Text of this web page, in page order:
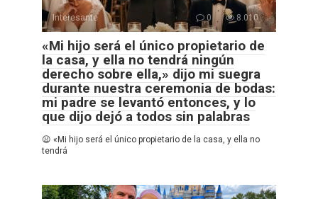
Interesante 0 8.010
«Mi hijo será el único propietario de
la casa, y ella no tendrá ningún
derecho sobre ella,» dijo mi suegra
durante nuestra ceremonia de bodas:
mi padre se levantó entonces, y lo
que dijo dejó a todos sin palabras
😦 «Mi hijo será el único propietario de la casa, y ella no
tendrá